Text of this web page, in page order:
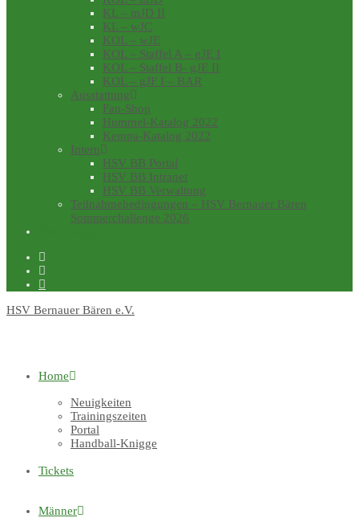
KL – mJD II
KL – wJC
KOL – wJE
KOL – Staffel A – gJE I
KOL – Staffel B- gJE II
KOL – gJF I – BAR
Ausstattung
Fan-Shop
Hummel-Katalog 2022
Kempa-Katalog 2022
Intern
HSV BB Portal
HSV BB Intranet
HSV BB Verwaltung
Teilnahmebedingungen – HSV Bernauer Bären
Sommerchallenge 2026
HSV Bernauer Bären e.V.
Home
Neuigkeiten
Trainingszeiten
Portal
Handball-Knigge
Tickets
Männer